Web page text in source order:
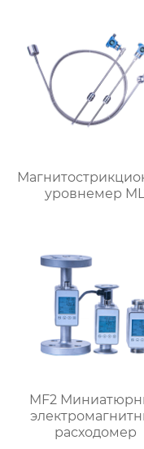
уровнемер
MF2
расходомер